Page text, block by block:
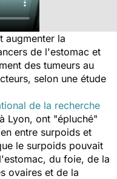
augmenter la
de l'estomac et
des tumeurs au
selon une étude
de la recherche
Lyon, ont "épluché"
entre surpoids et
le surpoids pouvait
du foie, de la
ovaires et de la